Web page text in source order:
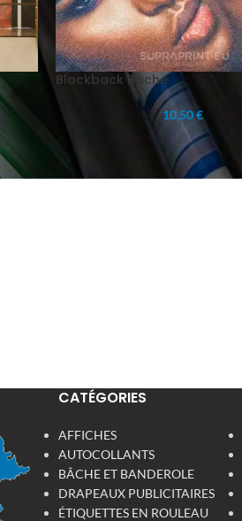
Blackback Bâche
10,50 €
CATÉGORIES
AFFICHES
AUTOCOLLANTS
BÂCHE ET BANDEROLE
DRAPEAUX PUBLICITAIRES
ÉTIQUETTES EN ROULEAU